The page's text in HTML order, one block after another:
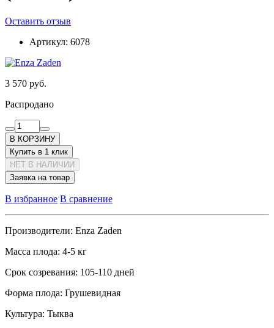
Оставить отзыв
Артикул: 6078
3 570 руб.
Распродано
В КОРЗИНУ
Купить в 1 клик
НЕТ В НАЛИЧИИ
Заявка на товар
В избранное В сравнение
Производители: Enza Zaden
Масса плода: 4-5 кг
Срок созревания: 105-110 дней
Форма плода: Грушевидная
Культура: Тыква